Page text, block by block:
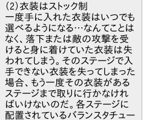
（2）衣装はストック制
一度手に入れた衣装はいつでも
選べるようになる…なんてことは
なく、落下または敵の攻撃を受
けると身に着けていた衣装は失
われてしまう。そのステージで入
手できない衣装を失ってしまった
場合、もう一度その衣装がある
ステージまで取りに行かなけれ
ばいけないのだ。各ステージに
配置されているバランスタチュー